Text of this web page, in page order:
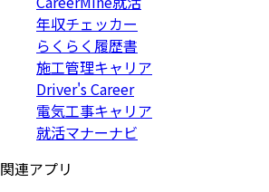
年収チェッカー
らくらく履歴書
施工管理キャリア
Driver's Career
電気工事キャリア
就活マナーナビ
関連アプリ